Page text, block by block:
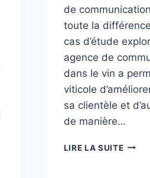
de
toute la
cas d’étude
agence de
dans le vin a
viticole
sa clientèle et
de manière…
LIRE LA SUITEÉTUDE